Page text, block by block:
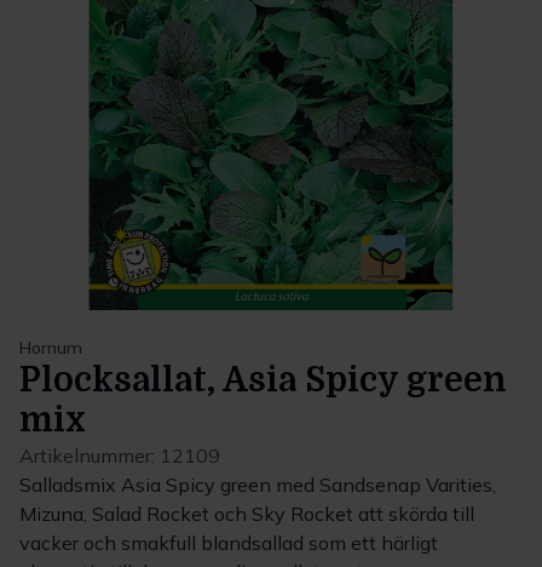
Hornum
Plocksallat, Asia Spicy green
mix
Artikelnummer: 12109
Salladsmix Asia Spicy green med Sandsenap Varities,
Mizuna, Salad Rocket och Sky Rocket att skörda till
vacker och smakfull blandsallad som ett härligt